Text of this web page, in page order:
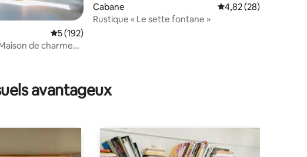
de 14 commentaires : 5 sur 5
Évaluation moyenne sur la base de 192 commentaires : 5 sur 5
5 (192)
de charme
Cabane Évaluation moyenne
4,82 (28)
Rustique « Le sette fontane »
avantageux